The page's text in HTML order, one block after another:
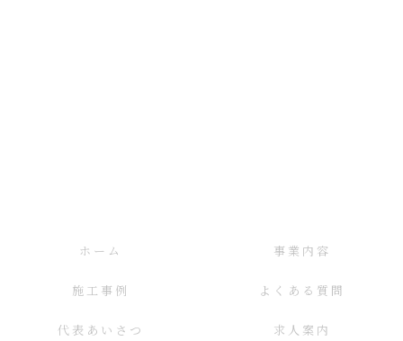
ホーム 事業内容
施工事例 よくある質問
代表あいさつ 求人案内